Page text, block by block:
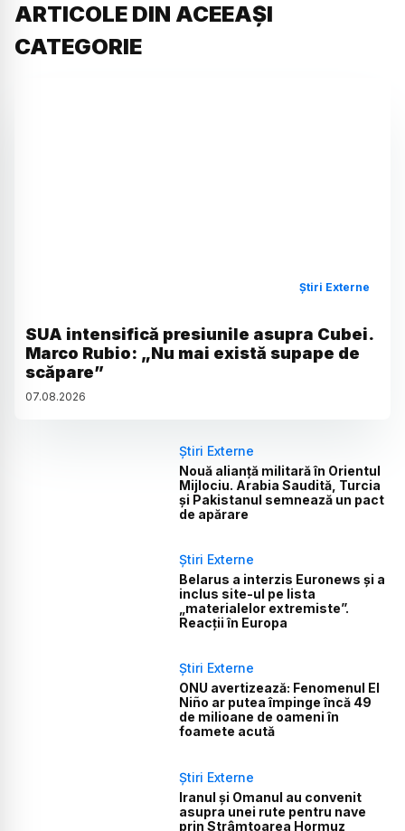
ARTICOLE DIN ACEEAȘI
CATEGORIE
Știri Externe
SUA intensifică presiunile asupra Cubei.
Marco Rubio: „Nu mai există supape de
scăpare”
07.08.2026
Știri Externe
Nouă alianță militară în Orientul
Mijlociu. Arabia Saudită, Turcia
și Pakistanul semnează un pact
de apărare
Știri Externe
Belarus a interzis Euronews și a
inclus site-ul pe lista
„materialelor extremiste”.
Reacții în Europa
Știri Externe
ONU avertizează: Fenomenul El
Niño ar putea împinge încă 49
de milioane de oameni în
foamete acută
Știri Externe
Iranul și Omanul au convenit
asupra unei rute pentru nave
prin Strâmtoarea Hormuz